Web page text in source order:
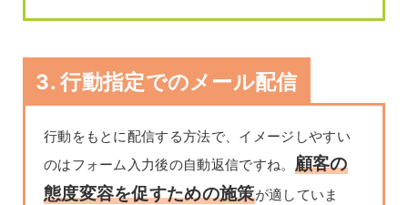
3. 行動指定でのメール配信
行動をもとに配信する方法で、イメージしやすい
のはフォーム入力後の自動返信ですね。 顧客の
態度変容を促すための施策が適していま